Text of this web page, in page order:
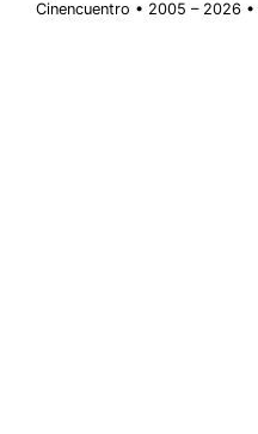
Cinencuentro • 2005 – 2026